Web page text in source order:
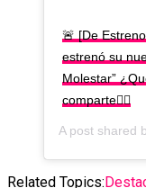
🚨 [De
estrenó su
Molestar”
comparte👇🏼
A post shared
Related Topics: